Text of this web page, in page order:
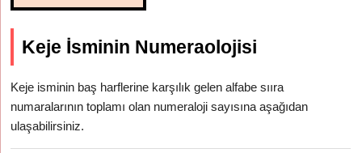
Keje İsminin Numeraolojisi
Keje isminin baş harflerine karşılık gelen alfabe sııra
numaralarının toplamı olan numeraloji sayısına aşağıdan
ulaşabilirsiniz.